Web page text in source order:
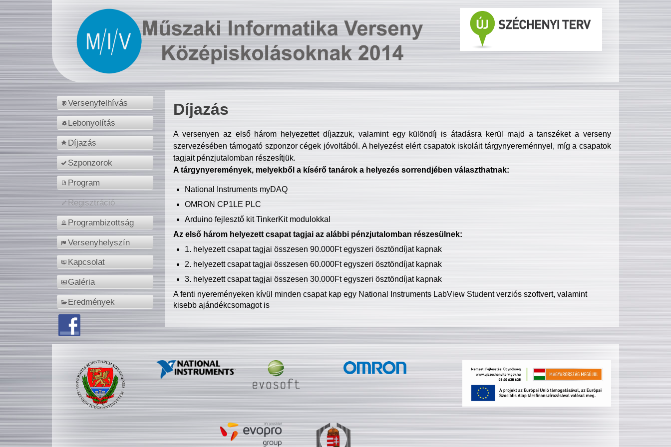
Versenyfelhívás
Lebonyolítás
Díjazás
Szponzorok
Program
Regisztráció
Programbizottság
Versenyhelyszín
Kapcsolat
Galéria
Eredmények
Díjazás
A versenyen az első három helyezettet díjazzuk, valamint egy különdíj is átadásra kerül majd a tanszéket a verseny
szervezésében támogató szponzor cégek jóvoltából. A helyezést elért csapatok iskoláit tárgynyereménnyel, míg a csapatok
tagjait pénzjutalomban részesítjük.
A tárgynyeremények, melyekből a kísérő tanárok a helyezés sorrendjében választhatnak:
National Instruments myDAQ
OMRON CP1LE PLC
Arduino fejlesztő kit TinkerKit modulokkal
Az első három helyezett csapat tagjai az alábbi pénzjutalomban részesülnek:
1. helyezett csapat tagjai összesen 90.000Ft egyszeri ösztöndíjat kapnak
2. helyezett csapat tagjai összesen 60.000Ft egyszeri ösztöndíjat kapnak
3. helyezett csapat tagjai összesen 30.000Ft egyszeri ösztöndíjat kapnak
A fenti nyereményeken kívül minden csapat kap egy National Instruments LabView Student verziós szoftvert, valamint
kisebb ajándékcsomagot is